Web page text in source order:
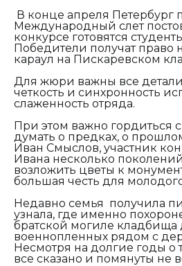
В конце апреля Петербург
Международный слет
конкурсе готовятся
Победители получат право
караул на Пискаревском
Для жюри важны все
четкость и синхронность
слаженность отряда.
При этом важно гордиться
думать о предках, о
Иван Смыслов, участник
Ивана несколько
возложить цветы к
большая честь для
Недавно семья получила
узнала, где именно
братской могиле кладбища
военнопленных рядом с
Несмотря на долгие годы о
все сказано и помянуты не